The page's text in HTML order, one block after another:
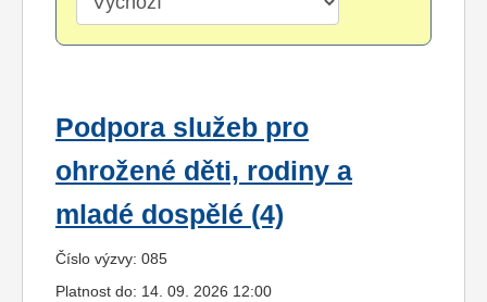
Podpora služeb pro
ohrožené děti, rodiny a
mladé dospělé (4)
Číslo výzvy: 085
Platnost do: 14. 09. 2026 12:00